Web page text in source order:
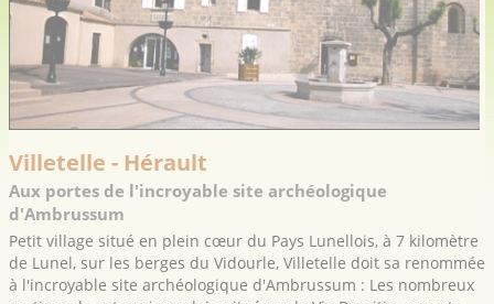
Villetelle - Hérault
Aux portes de l'incroyable site archéologique
d'Ambrussum
Petit village situé en plein cœur du Pays Lunellois, à 7 kilomètre
de Lunel, sur les berges du Vidourle, Villetelle doit sa renommée
à l'incroyable site archéologique d'Ambrussum : Les nombreux